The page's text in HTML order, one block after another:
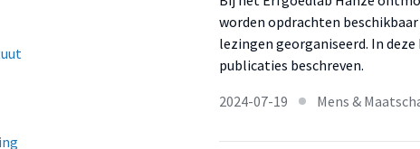
worden opdrachten
lezingen georganiseerd. In
publicaties beschreven.
2024-07-19
Mens &